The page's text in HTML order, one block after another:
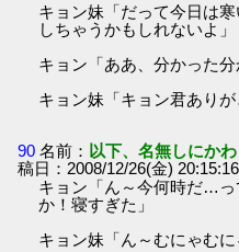
キョン妹「だって今日は
しちゃうかもしれないよ」
キョン「ああ、分かった
キョン妹「キョン君ありが
90 名前： 以下、名無しにか
稿日：2008/12/26(金)
キョン「ん～今何時だ…
か！寝すぎた」
キョン妹「ん～むにゃむ